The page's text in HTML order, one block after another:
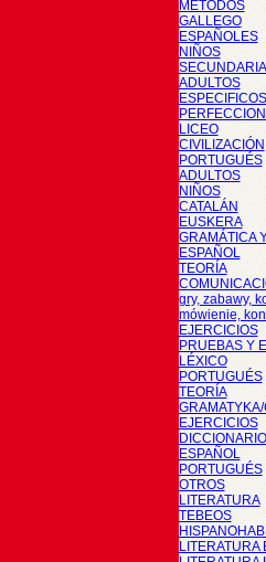
METODOS
GALLEGO
ESPAÑOLES
NIÑOS
SECUNDARIA
ADULTOS
ESPECIFICOS
LICEO
CIVILIZACIÓN
PORTUGUÉS
ADULTOS
NIÑOS
CATALÁN
EUSKERA
GRAMÁTICA
ESPAÑOL
TEORÍA
gry, zabawy,
mówienie,
EJERCICIOS
PRUEBAS Y
LÉXICO
PORTUGUÉS
TEORÍA
EJERCICIOS
ESPAÑOL
PORTUGUÉS
OTROS
LITERATURA
TEBEOS
LITERATURA